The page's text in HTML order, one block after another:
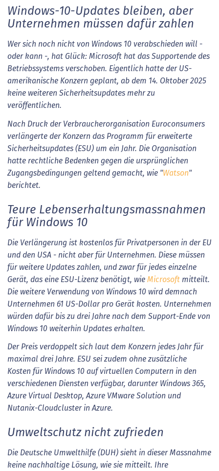
Windows-10-Updates bleiben, aber
Unternehmen müssen dafür zahlen
Wer sich noch nicht von Windows 10 verabschieden will -
oder kann -, hat Glück: Microsoft hat das Supportende des
Betriebssystems verschoben. Eigentlich hatte der US-
amerikanische Konzern geplant, ab dem 14. Oktober 2025
keine weiteren Sicherheitsupdates mehr zu
veröffentlichen.
Nach Druck der Verbraucherorganisation Euroconsumers
verlängerte der Konzern das Programm für erweiterte
Sicherheitsupdates (ESU) um ein Jahr. Die Organisation
hatte rechtliche Bedenken gegen die ursprünglichen
Zugangsbedingungen geltend gemacht, wie "Watson"
berichtet.
Teure Lebenserhaltungsmassnahmen
für Windows 10
Die Verlängerung ist kostenlos für Privatpersonen in der EU
und den USA - nicht aber für Unternehmen. Diese müssen
für weitere Updates zahlen, und zwar für jedes einzelne
Gerät, das eine ESU-Lizenz benötigt, wie Microsoft mitteilt.
Die weitere Verwendung von Windows 10 wird demnach
Unternehmen 61 US-Dollar pro Gerät kosten. Unternehmen
würden dafür bis zu drei Jahre nach dem Support-Ende von
Windows 10 weiterhin Updates erhalten.
Der Preis verdoppelt sich laut dem Konzern jedes Jahr für
maximal drei Jahre. ESU sei zudem ohne zusätzliche
Kosten für Windows 10 auf virtuellen Computern in den
verschiedenen Diensten verfügbar, darunter Windows 365,
Azure Virtual Desktop, Azure VMware Solution und
Nutanix-Cloudcluster in Azure.
Umweltschutz nicht zufrieden
Die Deutsche Umwelthilfe (DUH) sieht in dieser Massnahme
keine nachhaltige Lösung, wie sie mitteilt. Ihre